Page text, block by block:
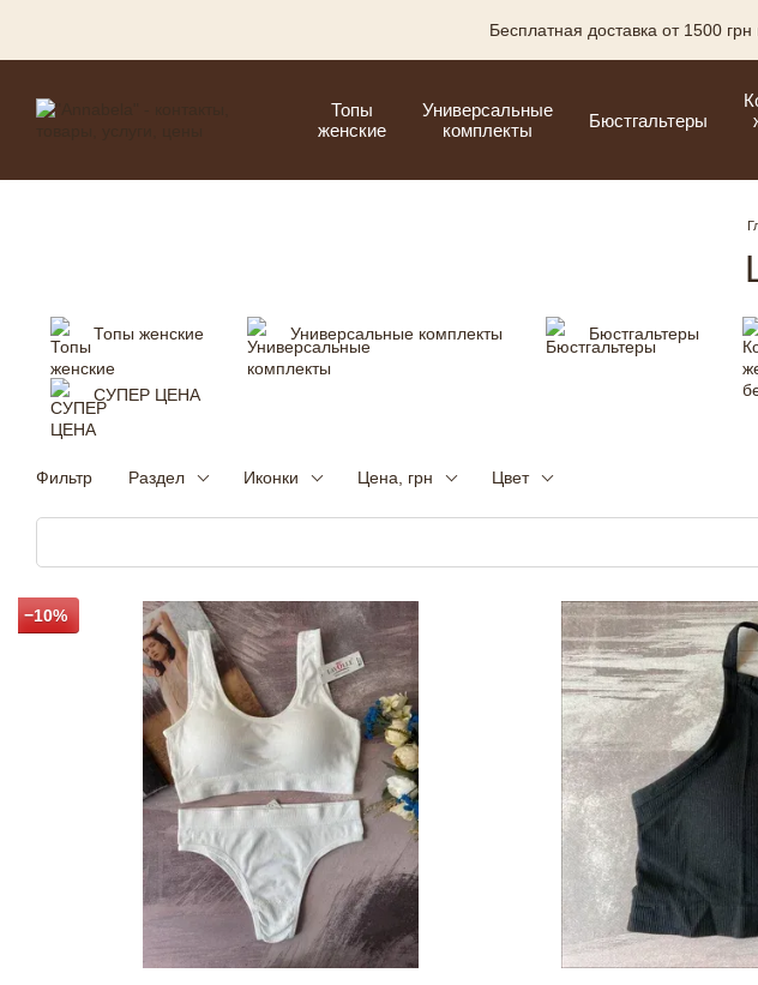
Бесплатная доставка от 1500
Топы
женские
Универсальные
комплекты
Бюстгальтеры
Топы женские Универсальные комплекты Бюстгальтеры
СУПЕР ЦЕНА
Фильтр Раздел Иконки Цена, грн Цвет
−10%